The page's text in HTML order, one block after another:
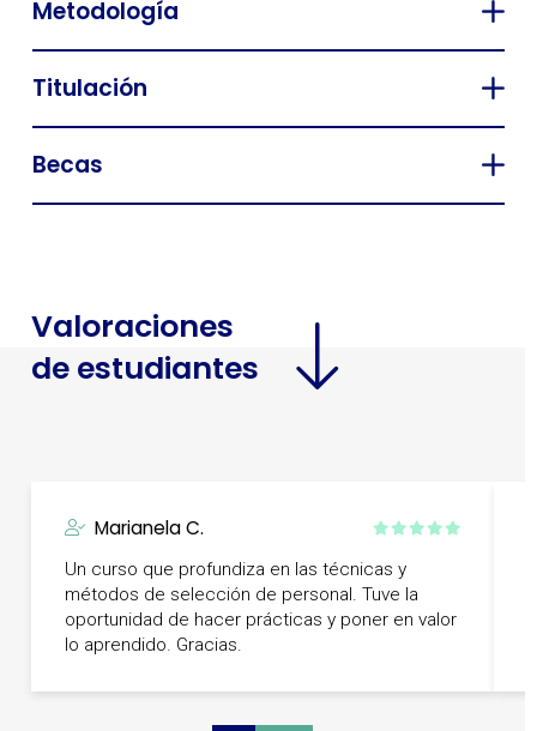
Metodología
Titulación
Becas
Valoraciones
de estudiantes
Marianela C.
Un curso que profundiza en las técnicas y
métodos de selección de personal. Tuve la
oportunidad de hacer prácticas y poner en valor
lo aprendido. Gracias.